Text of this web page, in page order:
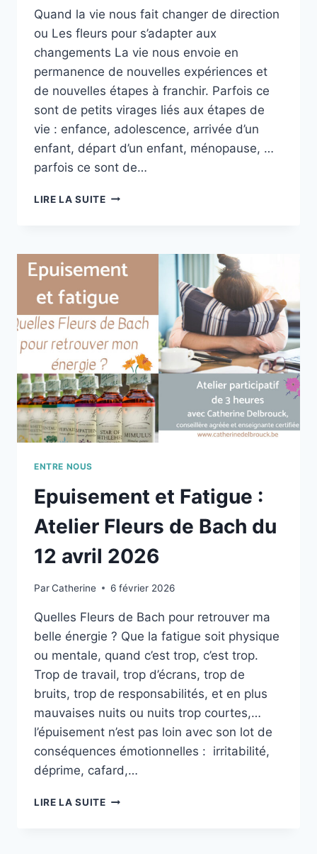
Quand la vie nous fait changer de direction
ou Les fleurs pour s’adapter aux
changements La vie nous envoie en
permanence de nouvelles expériences et
de nouvelles étapes à franchir. Parfois ce
sont de petits virages liés aux étapes de
vie : enfance, adolescence, arrivée d’un
enfant, départ d’un enfant, ménopause, …
parfois ce sont de…
LIRE LA SUITE ATELIER
:
DIMANCHE
:
PETITS
VIRAGES
OU
GRANDS
TOURNANTS
DE
LA
VIE.
QUELLES
?
ENTRE NOUS
Epuisement et Fatigue :
Atelier Fleurs de Bach du
12 avril 2026
ParCatherine 6 février 2026
Quelles Fleurs de Bach pour retrouver ma
belle énergie ? Que la fatigue soit physique
ou mentale, quand c’est trop, c’est trop.
Trop de travail, trop d’écrans, trop de
bruits, trop de responsabilités, et en plus
mauvaises nuits ou nuits trop courtes,…
l’épuisement n’est pas loin avec son lot de
conséquences émotionnelles : irritabilité,
déprime, cafard,…
LIRE LA SUITE EPUISEMENT